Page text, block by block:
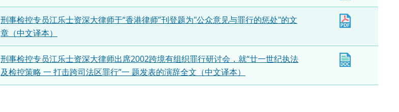
刑事检控专员江乐士资深大律师于“香港律师”刊登题为"公众意见与罪行的惩处"的文
章（中文译本）
刑事检控专员江乐士资深大律师出席2002跨境有组织罪行研讨会，就“廿一世纪执法
及检控策略 一 打击跨司法区罪行”一 题发表的演辞全文（中文译本）